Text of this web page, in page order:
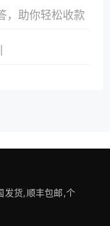
，助你轻松收款
发货,顺丰包邮,个